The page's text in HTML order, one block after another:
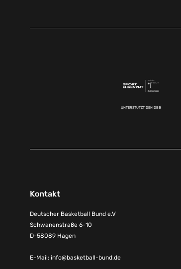
UNTERSTÜTZT DEN DBB
Kontakt
Deutscher Basketball Bund e.V
Schwanenstraße 6-10
D-58089 Hagen
E-Mail: info@basketball-bund.de